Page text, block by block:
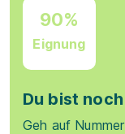
90%
Eignung
Du bist
Geh auf